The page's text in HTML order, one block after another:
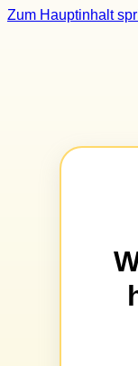
Zum Hauptinhalt